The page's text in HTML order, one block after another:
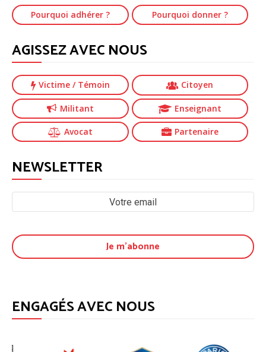
Pourquoi adhérer ? Pourquoi donner ?
AGISSEZ AVEC NOUS
Victime / Témoin Citoyen
Militant Enseignant
Avocat Partenaire
NEWSLETTER
ENGAGÉS AVEC NOUS